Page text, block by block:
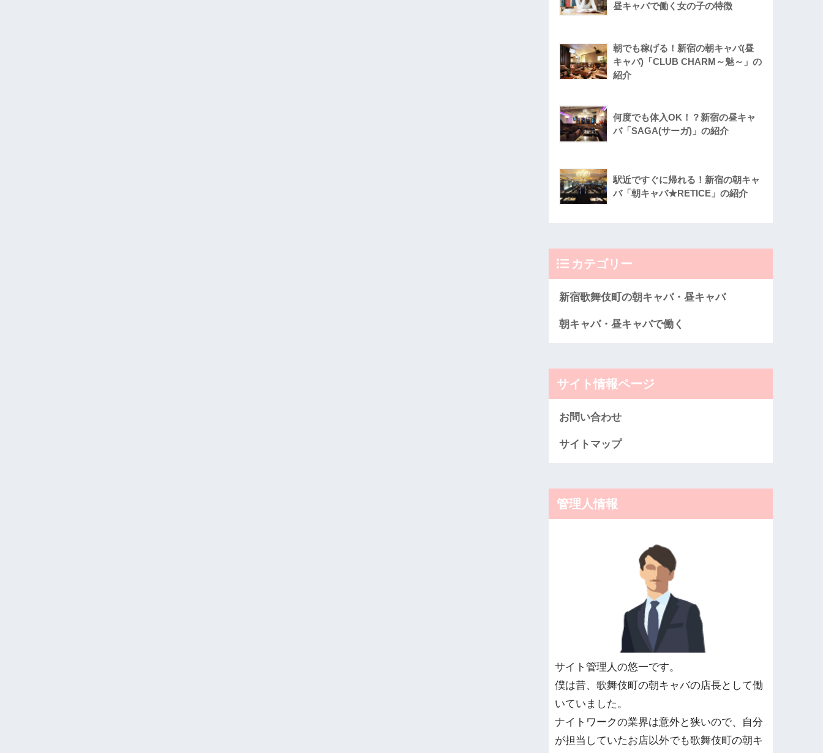
昼キャバで働く女の子の特徴
朝でも稼げる！新宿の朝キャバ(昼
キャバ)「CLUB CHARM～魅～」の
紹介
何度でも体入OK！？新宿の昼キャ
バ「SAGA(サーガ)」の紹介
駅近ですぐに帰れる！新宿の朝キャ
バ「朝キャバ★RETICE」の紹介
カテゴリー
新宿歌舞伎町の朝キャバ・昼キャバ
朝キャバ・昼キャバで働く
サイト情報ページ
お問い合わせ
サイトマップ
管理人情報
サイト管理人の悠一です。
僕は昔、歌舞伎町の朝キャバの店長として働
いていました。
ナイトワークの業界は意外と狭いので、自分
が担当していたお店以外でも歌舞伎町の朝キ